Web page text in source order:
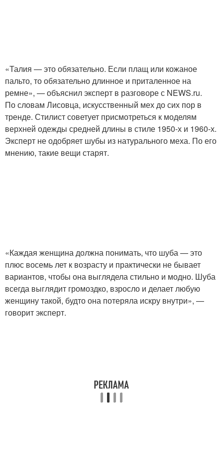
«Талия — это обязательно. Если плащ или кожаное
пальто, то обязательно длинное и приталенное на
ремне», — объяснил эксперт в разговоре с NEWS.ru.
По словам Лисовца, искусственный мех до сих пор в
тренде. Стилист советует присмотреться к моделям
верхней одежды средней длины в стиле 1950-х и 1960-х.
Эксперт не одобряет шубы из натурального меха. По его
мнению, такие вещи старят.
«Каждая женщина должна понимать, что шуба — это
плюс восемь лет к возрасту и практически не бывает
вариантов, чтобы она выглядела стильно и модно. Шуба
всегда выглядит громоздко, взросло и делает любую
женщину такой, будто она потеряла искру внутри», —
говорит эксперт.